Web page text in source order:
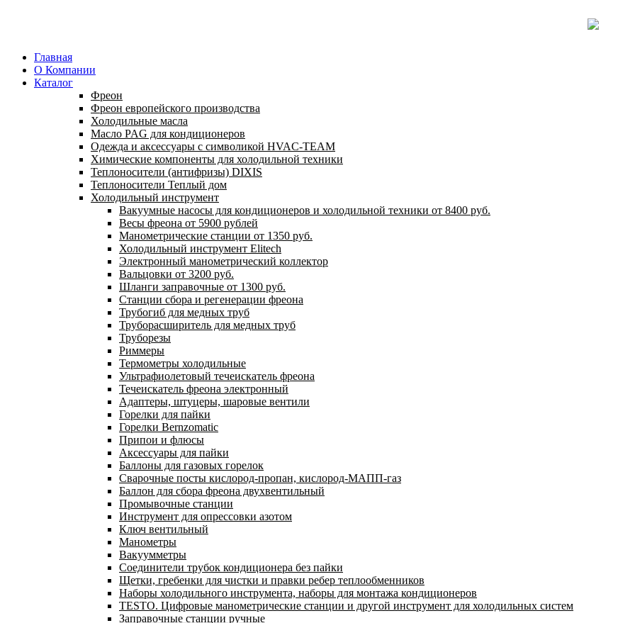
Главная
О Компании
Каталог
Фреон
Фреон европейского производства
Холодильные масла
Масло PAG для кондиционеров
Одежда и аксессуары с символикой HVAC-TEAM
Химические компоненты для холодильной техники
Теплоносители (антифризы) DIXIS
Теплоносители Теплый дом
Холодильный инструмент
Вакуумные насосы для кондиционеров и холодильной техники от 8400 руб.
Весы фреона от 5900 рублей
Манометрические станции от 1350 руб.
Холодильный инструмент Elitech
Электронный манометрический коллектор
Вальцовки от 3200 руб.
Шланги заправочные от 1300 руб.
Станции сбора и регенерации фреона
Трубогиб для медных труб
Труборасширитель для медных труб
Труборезы
Риммеры
Термометры холодильные
Ультрафиолетовый течеискатель фреона
Течеискатель фреона электронный
Адаптеры, штуцеры, шаровые вентили
Горелки для пайки
Горелки Bernzomatic
Припои и флюсы
Аксессуары для пайки
Баллоны для газовых горелок
Сварочные посты кислород-пропан, кислород-МАПП-газ
Баллон для сбора фреона двухвентильный
Промывочные станции
Инструмент для опрессовки азотом
Ключ вентильный
Манометры
Вакуумметры
Соединители трубок кондиционера без пайки
Щетки, гребенки для чистки и правки ребер теплообменников
Наборы холодильного инструмента, наборы для монтажа кондиционеров
TESTO. Цифровые манометрические станции и другой инструмент для холодильных систем
Заправочные станции ручные